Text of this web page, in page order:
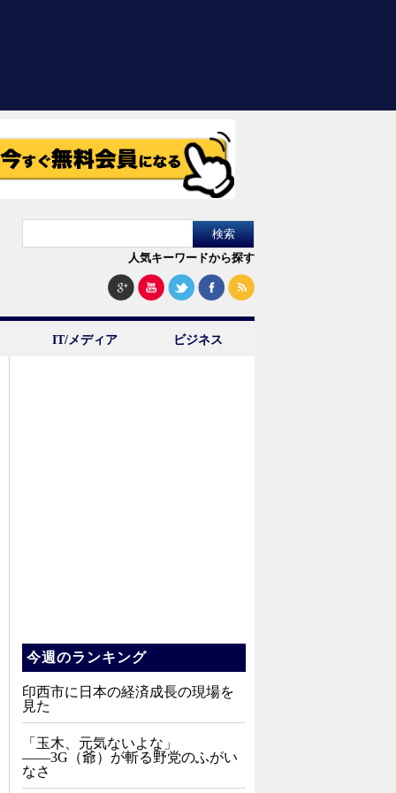
人気キーワードから探す
IT/メディア ビジネス
今週のランキング
印西市に日本の経済成長の現場を
見た
「玉木、元気ないよな」
――3G（爺）が斬る野党のふがい
なさ